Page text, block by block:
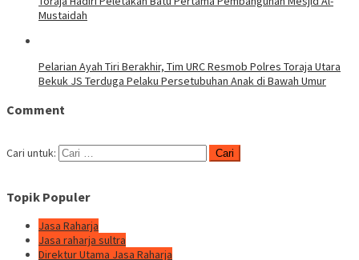
Mustaidah
Pelarian Ayah Tiri Berakhir, Tim URC Resmob Polres Toraja Utara
Bekuk JS Terduga Pelaku Persetubuhan Anak di Bawah Umur
Comment
Cari untuk:
Topik Populer
Jasa Raharja
Jasa raharja sultra
Direktur Utama Jasa Raharja